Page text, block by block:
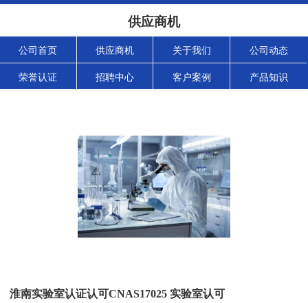
供应商机
公司首页 供应商机 关于我们 公司动态
荣誉认证 招聘中心 客户案例 产品知识
淮南实验室认证认可CNAS17025 实验室认可